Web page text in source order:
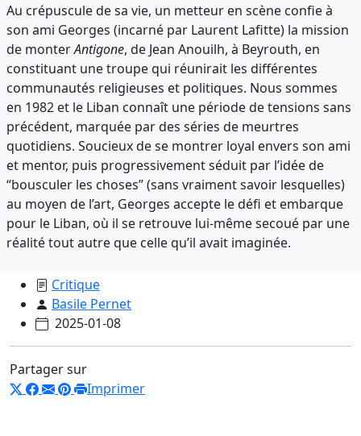
Au crépuscule de sa vie, un metteur en scène confie à
son ami Georges (incarné par Laurent Lafitte) la mission
de monterAntigone, de Jean Anouilh, à Beyrouth, en
constituant une troupe qui réunirait les différentes
communautés religieuses et politiques. Nous sommes
en 1982 et le Liban connaît une période de tensions sans
précédent, marquée par des séries de meurtres
quotidiens. Soucieux de se montrer loyal envers son ami
et mentor, puis progressivement séduit par l’idée de
“bousculer les choses” (sans vraiment savoir lesquelles)
au moyen de l’art, Georges accepte le défi et embarque
pour le Liban, où il se retrouve lui-même secoué par une
réalité tout autre que celle qu’il avait imaginée.
Critique
Basile Pernet
2025-01-08
Partager sur
Imprimer